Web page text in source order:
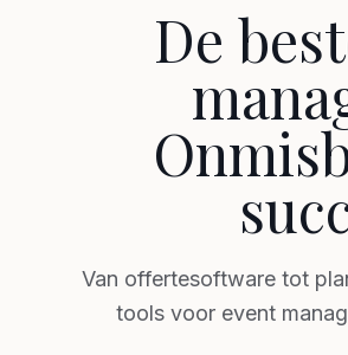
De
Van offertesoftware tot
tools voor event